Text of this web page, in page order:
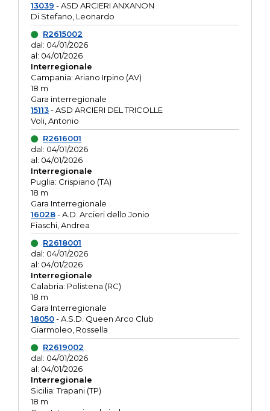
13039 - ASD ARCIERI ANXANON
Di Stefano, Leonardo
R2615002
dal: 04/01/2026
al: 04/01/2026
Interregionale
Campania: Ariano Irpino (AV)
18 m
Gara interregionale
15113- ASD ARCIERI DEL TRICOLLE
Voli, Antonio
R2616001
dal: 04/01/2026
al: 04/01/2026
Interregionale
Puglia: Crispiano (TA)
18 m
Gara Interregionale
16028- A.D. Arcieri dello Jonio
Fiaschi, Andrea
R2618001
dal: 04/01/2026
al: 04/01/2026
Interregionale
Calabria: Polistena (RC)
18 m
Gara Interregionale
18050- A.S.D. Queen Arco Club
Giarmoleo, Rossella
R2619002
dal: 04/01/2026
al: 04/01/2026
Interregionale
Sicilia: Trapani (TP)
18 m